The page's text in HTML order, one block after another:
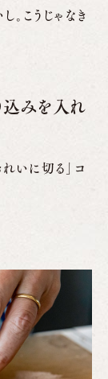
。こうじゃなき
込みを入れ
れいに切る」コ